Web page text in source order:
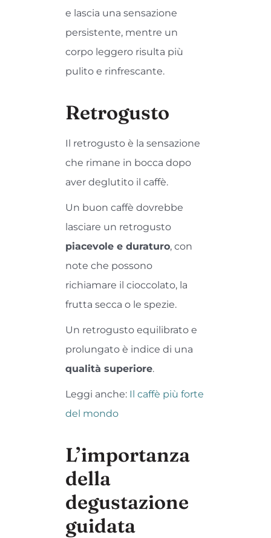
e lascia una sensazione
persistente, mentre un
corpo leggero risulta più
pulito e rinfrescante.
Retrogusto
Il retrogusto è la sensazione
che rimane in bocca dopo
aver deglutito il caffè.
Un buon caffè dovrebbe
lasciare un retrogusto
piacevole e duraturo, con
note che possono
richiamare il cioccolato, la
frutta secca o le spezie.
Un retrogusto equilibrato e
prolungato è indice di una
qualità superiore.
Leggi anche:Il caffè più forte
del mondo
L’importanza
della
degustazione
guidata